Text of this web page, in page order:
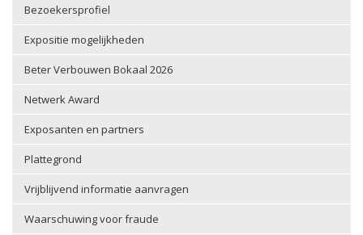
Bezoekersprofiel
Expositie mogelijkheden
Beter Verbouwen Bokaal 2026
Netwerk Award
Exposanten en partners
Plattegrond
Vrijblijvend informatie aanvragen
Waarschuwing voor fraude